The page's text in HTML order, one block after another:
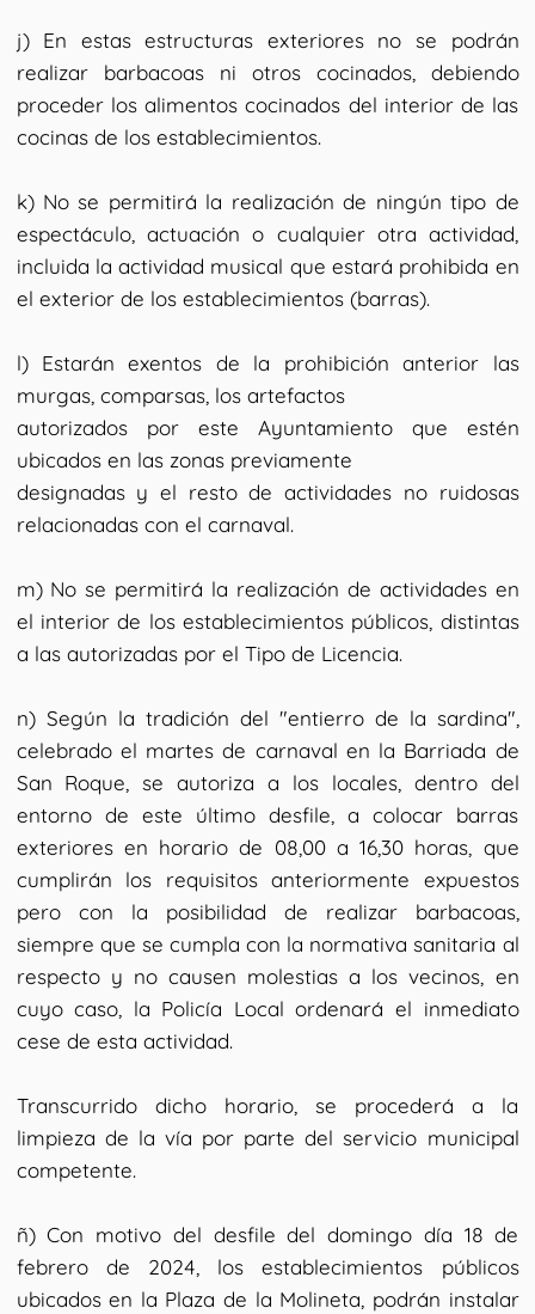
j) En estas estructuras exteriores no se podrán
realizar barbacoas ni otros cocinados, debiendo
proceder los alimentos cocinados del interior de las
cocinas de los establecimientos.
k) No se permitirá la realización de ningún tipo de
espectáculo, actuación o cualquier otra actividad,
incluida la actividad musical que estará prohibida en
el exterior de los establecimientos (barras).
l) Estarán exentos de la prohibición anterior las
murgas, comparsas, los artefactos
autorizados por este Ayuntamiento que estén
ubicados en las zonas previamente
designadas y el resto de actividades no ruidosas
relacionadas con el carnaval.
m) No se permitirá la realización de actividades en
el interior de los establecimientos públicos, distintas
a las autorizadas por el Tipo de Licencia.
n) Según la tradición del "entierro de la sardina",
celebrado el martes de carnaval en la Barriada de
San Roque, se autoriza a los locales, dentro del
entorno de este último desfile, a colocar barras
exteriores en horario de 08,00 a 16,30 horas, que
cumplirán los requisitos anteriormente expuestos
pero con la posibilidad de realizar barbacoas,
siempre que se cumpla con la normativa sanitaria al
respecto y no causen molestias a los vecinos, en
cuyo caso, la Policía Local ordenará el inmediato
cese de esta actividad.
Transcurrido dicho horario, se procederá a la
limpieza de la vía por parte del servicio municipal
competente.
ñ) Con motivo del desfile del domingo día 18 de
febrero de 2024, los establecimientos públicos
ubicados en la Plaza de la Molineta, podrán instalar